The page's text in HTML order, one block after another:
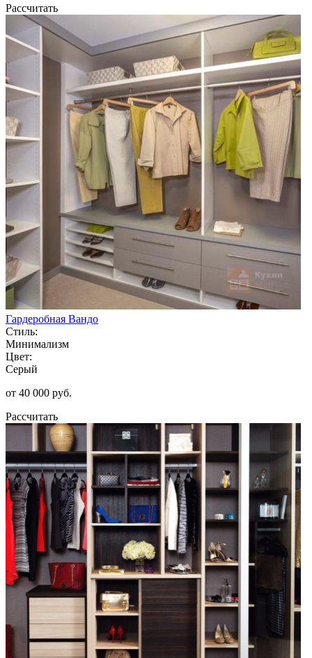
Рассчитать
Гардеробная Вандо
Стиль:
Минимализм
Цвет:
Серый
от 40 000 руб.
Рассчитать